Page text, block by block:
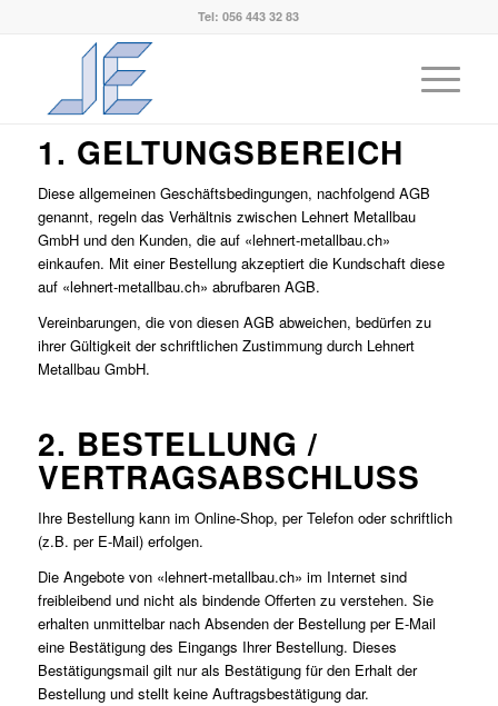
Tel: 056 443 32 83
You are here: Home
1. GELTUNGSBEREICH
Diese allgemeinen Geschäftsbedingungen, nachfolgend AGB
genannt, regeln das Verhältnis zwischen Lehnert Metallbau
GmbH und den Kunden, die auf «lehnert-metallbau.ch»
einkaufen. Mit einer Bestellung akzeptiert die Kundschaft diese
auf «lehnert-metallbau.ch» abrufbaren AGB.
Vereinbarungen, die von diesen AGB abweichen, bedürfen zu
ihrer Gültigkeit der schriftlichen Zustimmung durch Lehnert
Metallbau GmbH.
2. BESTELLUNG /
VERTRAGSABSCHLUSS
Ihre Bestellung kann im Online-Shop, per Telefon oder schriftlich
(z.B. per E-Mail) erfolgen.
Die Angebote von «lehnert-metallbau.ch» im Internet sind
freibleibend und nicht als bindende Offerten zu verstehen. Sie
erhalten unmittelbar nach Absenden der Bestellung per E-Mail
eine Bestätigung des Eingangs Ihrer Bestellung. Dieses
Bestätigungsmail gilt nur als Bestätigung für den Erhalt der
Bestellung und stellt keine Auftragsbestätigung dar.